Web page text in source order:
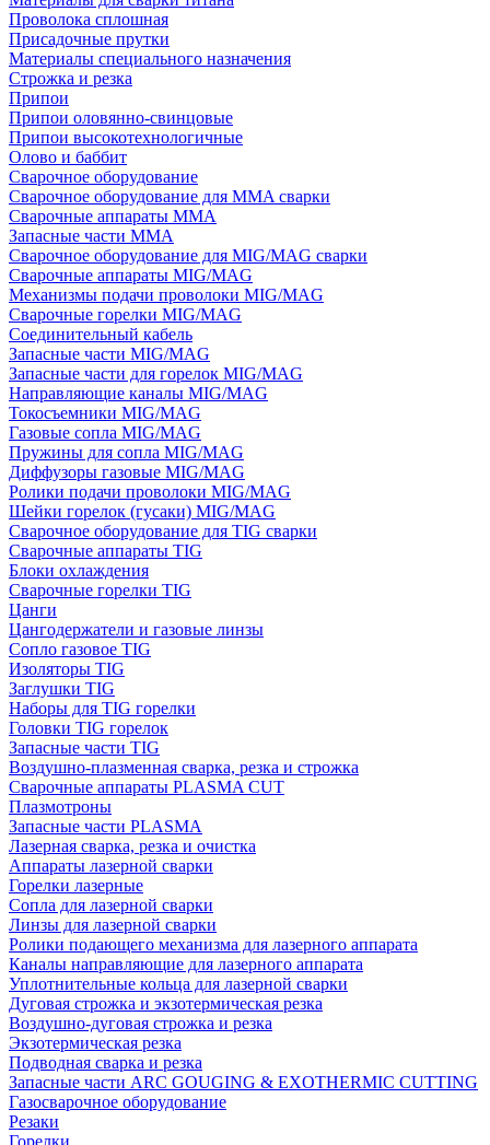
Проволока сплошная
Присадочные прутки
Материалы специального назначения
Строжка и резка
Припои
Припои оловянно-свинцовые
Припои высокотехнологичные
Олово и баббит
Сварочное оборудование
Сварочное оборудование для MMA сварки
Сварочные аппараты MMA
Запасные части MMA
Сварочное оборудование для MIG/MAG сварки
Сварочные аппараты MIG/MAG
Механизмы подачи проволоки MIG/MAG
Сварочные горелки MIG/MAG
Соединительный кабель
Запасные части MIG/MAG
Запасные части для горелок MIG/MAG
Направляющие каналы MIG/MAG
Токосъемники MIG/MAG
Газовые сопла MIG/MAG
Пружины для сопла MIG/MAG
Диффузоры газовые MIG/MAG
Ролики подачи проволоки MIG/MAG
Шейки горелок (гусаки) MIG/MAG
Сварочное оборудование для TIG сварки
Сварочные аппараты TIG
Блоки охлаждения
Сварочные горелки TIG
Цанги
Цангодержатели и газовые линзы
Сопло газовое TIG
Изоляторы TIG
Заглушки TIG
Наборы для TIG горелки
Головки TIG горелок
Запасные части TIG
Воздушно-плазменная сварка, резка и строжка
Сварочные аппараты PLASMA CUT
Плазмотроны
Запасные части PLASMA
Лазерная сварка, резка и очистка
Аппараты лазерной сварки
Горелки лазерные
Сопла для лазерной сварки
Линзы для лазерной сварки
Ролики подающего механизма для лазерного аппарата
Каналы направляющие для лазерного аппарата
Уплотнительные кольца для лазерной сварки
Дуговая строжка и экзотермическая резка
Воздушно-дуговая строжка и резка
Экзотермическая резка
Подводная сварка и резка
Запасные части ARC GOUGING & EXOTHERMIC CUTTING
Газосварочное оборудование
Резаки
Горелки